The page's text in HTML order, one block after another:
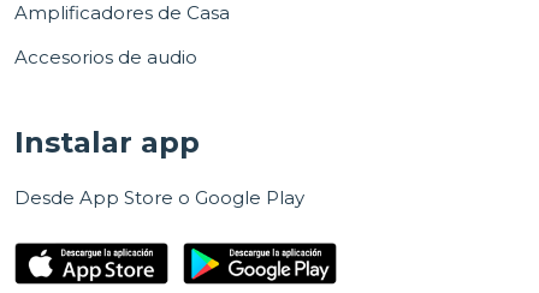
Amplificadores de Casa
Accesorios de audio
Instalar app
Desde App Store o Google Play